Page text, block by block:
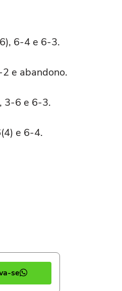
6-4 e 6-3.
e abandono.
3-6 e 6-3.
e 6-4.
se